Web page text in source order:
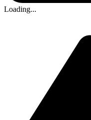
Loading...